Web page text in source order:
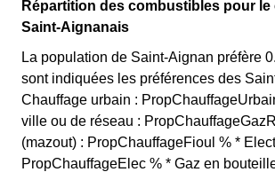
Répartition des combustibles pour le
Saint-Aignanais
La population de Saint-Aignan préfère
sont indiquées les préférences des
Chauffage urbain :
ville ou de réseau :
(mazout) : PropChauffageFioul % *
PropChauffageElec % * Gaz en